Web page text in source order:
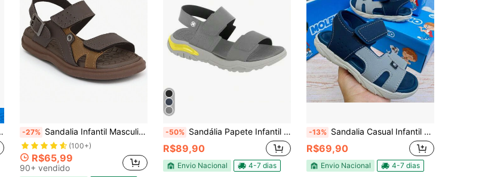
-27% Sandalia Infantil Masculina Ortopédica Papete Menino Anatomica
(100+)
R$65,99
90+ vendido
-50% Sandália Papete Infantil Juvenil Menino Molekinho Confortável 2430.101
R$89,90
Envio Nacional 4-7 dias
-13% Sandalia Casual Infantil Menino Molekinho
R$69,90
Envio Nacional 4-7 dias